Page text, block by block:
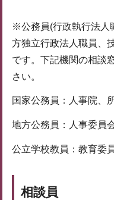
※公務員(行政執行法人
方独立行政法人職員、
です。下記機関の相談
さい。
国家公務員：人事院、
地方公務員：人事委員
公立学校教員：教育委
相談員